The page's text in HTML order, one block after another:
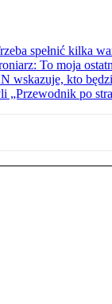
spełnić kilka
To moja
wskazuje, kto
„Przewodnik po